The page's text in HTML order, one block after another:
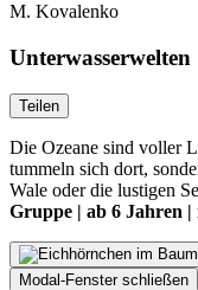
M. Kovalenko
Unterwasserwelten
Teilen
Die Ozeane sind voller
tummeln sich dort,
Wale oder die lustigen
Gruppe | ab 6 Jahren
Modal-Fenster schließen